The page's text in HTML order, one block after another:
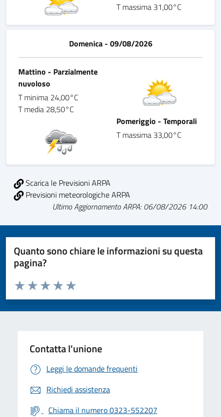
T massima 31,00°C
Domenica - 09/08/2026
Mattino - Parzialmente
nuvoloso
T minima 24,00°C
T media 28,50°C
Pomeriggio - Temporali
T massima 33,00°C
Scarica le Previsioni ARPA
Previsioni meteorologiche ARPA
Ultimo Aggiornamento ARPA: 06/08/2026 14:00
Quanto sono chiare le informazioni su questa
pagina?
Valuta da 1 a 5 stelle la pagina
Valuta 5 stelle su 5
Valuta 4 stelle su 5
Valuta 3 stelle su 5
Valuta 2 stelle su 5
Valuta 1 stelle su 5
Contatta l'unione
Leggi le domande frequenti
Richiedi assistenza
Chiama il numero 0323-552207